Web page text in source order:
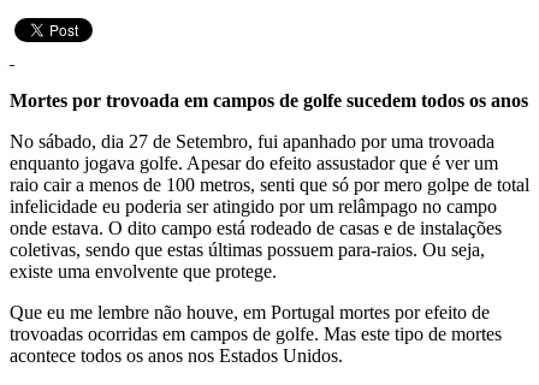
Mortes por trovoada em campos de golfe sucedem todos os anos
No sábado, dia 27 de Setembro, fui apanhado por uma trovoada
enquanto jogava golfe. Apesar do efeito assustador que é ver um
raio cair a menos de 100 metros, senti que só por mero golpe de total
infelicidade eu poderia ser atingido por um relâmpago no campo
onde estava. O dito campo está rodeado de casas e de instalações
coletivas, sendo que estas últimas possuem para-raios. Ou seja,
existe uma envolvente que protege.
Que eu me lembre não houve, em Portugal mortes por efeito de
trovoadas ocorridas em campos de golfe. Mas este tipo de mortes
acontece todos os anos nos Estados Unidos.